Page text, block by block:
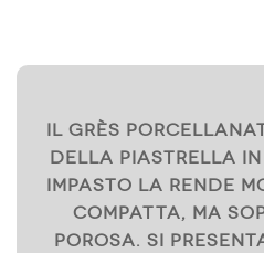
Il grès
della piastrella in
impasto la rende
compatta, ma
porosa. Si